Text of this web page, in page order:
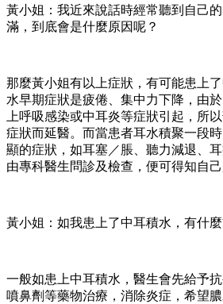
黃小姐：我近來說話時經常聽到自己
滿，到底會是什麼原因呢？
那麼黃小姐有以上症狀，有可能患上
水早期症狀是疲倦、集中力下降，由
上呼吸感染或中耳炎等症狀引起，所
症狀而延醫。而當患者耳水積聚一段
顯的症狀，如耳塞／脹、聽力減退、
由專科醫生問診及檢查，便可得知自己
黃小姐：如我患上了中耳積水，有什
一般如患上中耳積水，醫生會先給予
噴鼻劑等藥物治療，消除炎症，希望